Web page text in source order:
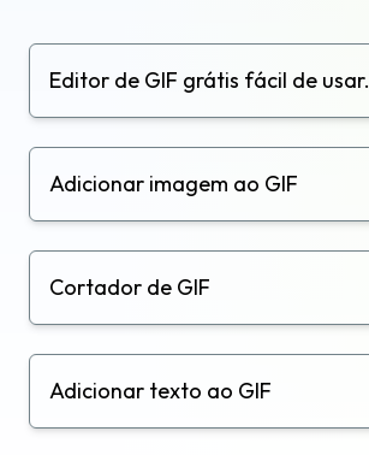
Editor de GIF grátis fácil de usar.
Adicionar imagem ao GIF
Cortador de GIF
Adicionar texto ao GIF